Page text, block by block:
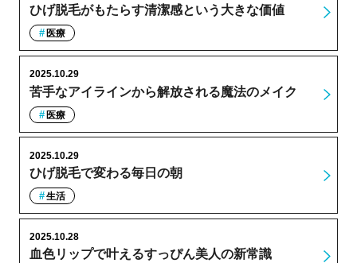
ひげ脱毛がもたらす清潔感という大きな価値
医療
苦手なアイラインから解放される魔法のメイク
2025.10.29
医療
ひげ脱毛で変わる毎日の朝
2025.10.29
生活
血色リップで叶えるすっぴん美人の新常識
2025.10.28